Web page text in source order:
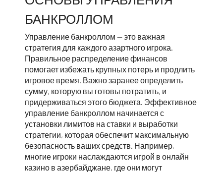
БАНКРОЛЛОМ
Управление банкроллом — это важная
стратегия для каждого азартного игрока.
Правильное распределение финансов
помогает избежать крупных потерь и продлить
игровое время. Важно заранее определить
сумму, которую вы готовы потратить, и
придерживаться этого бюджета. Эффективное
управление банкроллом начинается с
установки лимитов на ставки и выработки
стратегии, которая обеспечит максимальную
безопасность ваших средств. Например,
многие игроки наслаждаются игрой в онлайн
казино в азербайджане, где они могут